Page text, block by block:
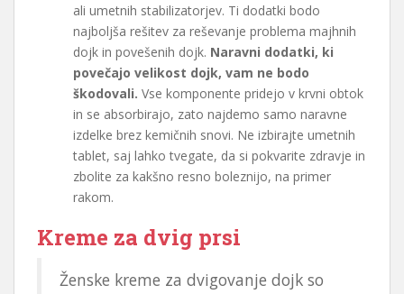
ali umetnih stabilizatorjev. Ti dodatki bodo
najboljša rešitev za reševanje problema majhnih
dojk in povešenih dojk. Naravni dodatki, ki
povečajo velikost dojk, vam ne bodo
škodovali. Vse komponente pridejo v krvni obtok
in se absorbirajo, zato najdemo samo naravne
izdelke brez kemičnih snovi. Ne izbirajte umetnih
tablet, saj lahko tvegate, da si pokvarite zdravje in
zbolite za kakšno resno boleznijo, na primer
rakom.
Kreme za dvig prsi
Ženske kreme za dvigovanje dojk so